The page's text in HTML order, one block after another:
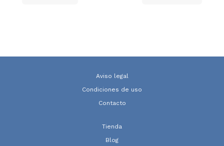
Aviso legal
Condiciones de uso
Contacto
Tienda
Blog